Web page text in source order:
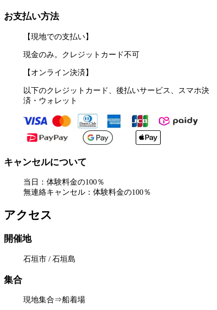
お支払い方法
【現地での支払い】
現金のみ。クレジットカード不可
【オンライン決済】
以下のクレジットカード、後払いサービス、スマホ決
済・ウォレット
キャンセルについて
当日：体験料金の100％
無連絡キャンセル：体験料金の100％
アクセス
開催地
石垣市 / 石垣島
集合
現地集合⇒船着場